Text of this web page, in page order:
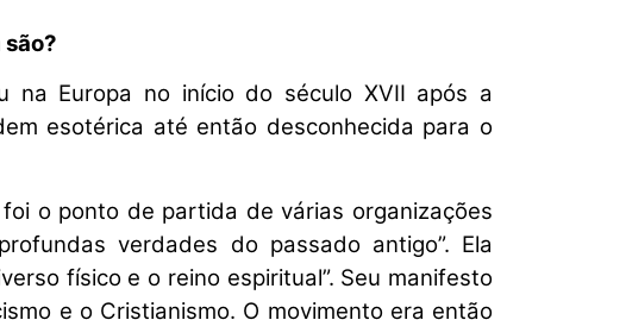
na Europa no início do século XVII após a
esotérica até então desconhecida para o
o ponto de partida de várias organizações
verdades do passado antigo”. Ela
físico e o reino espiritual”. Seu manifesto
e o Cristianismo. O movimento era então